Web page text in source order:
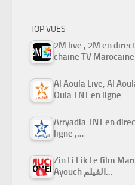
TOP VUES
2M live , 2M en
chaine TV Marocaine
Al Aoula Live, Al
Oula TNT en ligne
Arryadia TNT en
ligne ,…
Zin Li Fik Le film
Ayouch الفيلم…